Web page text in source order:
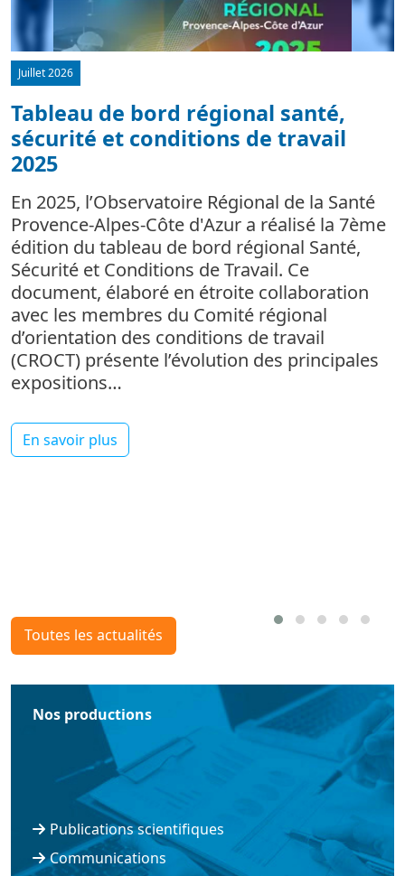
Juillet 2026
Tableau de bord régional santé,
sécurité et conditions de travail
2025
En 2025, l’Observatoire Régional de la Santé
Provence-Alpes-Côte d'Azur a réalisé la 7ème
édition du tableau de bord régional Santé,
Sécurité et Conditions de Travail. Ce
document, élaboré en étroite collaboration
avec les membres du Comité régional
d’orientation des conditions de travail
(CROCT) présente l’évolution des principales
expositions…
En savoir plus
Toutes les actualités
Nos productions
Publications scientifiques
Communications